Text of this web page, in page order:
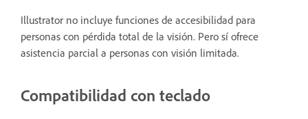
Illustrator no incluye funciones de accesibilidad para
personas con pérdida total de la visión. Pero sí ofrece
asistencia parcial a personas con visión limitada.
Compatibilidad con teclado